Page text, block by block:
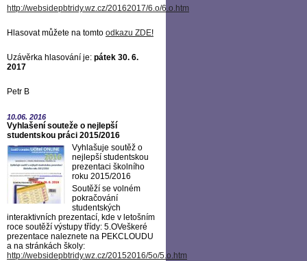
http://websidepbtridy.wz.cz/20162017/6.o/6.o.htm
Hlasovat můžete na tomto odkazu ZDE!
Uzávěrka hlasování je: pátek 30. 6.
2017
Petr B
10.06. 2016
Vyhlašení souteže o nejlepší
studentskou práci 2015/2016
Vyhlašuje soutěž o
nejlepší studentskou
prezentaci školního
roku 2015/2016
Soutěží se volném
pokračování
studentských
interaktivních prezentací, kde v letošním
roce soutěží výstupy třídy: 5.OVeškeré
prezentace naleznete na PEKCLOUDU
a na stránkách školy:
http://websidepbtridy.wz.cz/20152016/5o/5.o.htm